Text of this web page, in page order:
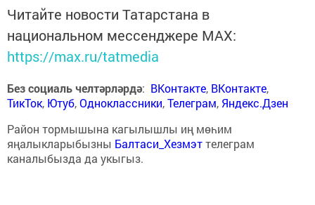
Читайте новости Татарстана в
национальном мессенджере MАХ:
https://max.ru/tatmedia
Без социаль челтәрләрдә: ВКонтакте, ВКонтакте,
ТикТок, Ютуб,Одноклассники,Телеграм, Яндекс.Дзен
Район тормышына кагылышлы иң мөһим
яңалыкларыбызны Балтаси_Хезмэттелеграм
каналыбызда да укыгыз.